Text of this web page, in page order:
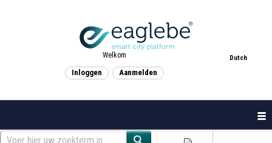
Dutch
Welkom
Inloggen Aanmelden